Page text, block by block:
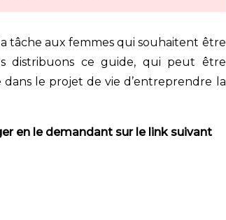
tâche aux femmes qui souhaitent être
distribuons ce guide, qui peut être
le projet de vie d’entreprendre la
en le demandant sur le link suivant